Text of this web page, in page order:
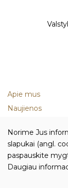
Apie mus
Naujienos
Leidiniai
Duomenų
Norime Jus
slapukai (angl.
paspauskite
Daugiau